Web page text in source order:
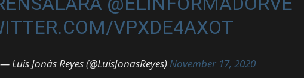
VPXDE4AXOT
— Luis Jonás Reyes (@LuisJonasReyes) November 17, 2020